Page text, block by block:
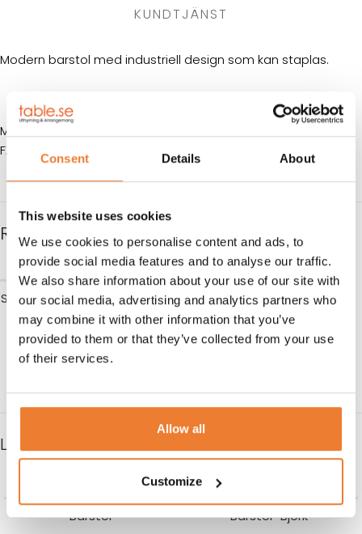
Consent Details About
This website uses cookies
We use cookies to personalise content and ads, to
provide social media features and to analyse our traffic.
We also share information about your use of our site with
our social media, advertising and analytics partners who
may combine it with other information that you’ve
provided to them or that they’ve collected from your use
of their services.
Allow all
Customize
KUNDTJÄNST
Modern barstol med industriell design som kan staplas.
MÅTT: B 40 cm D 40 cm H 85 cm
FÄRG: Stålgrå
RELATERADE PRODUKTER
Ståbord med träskiva 180 cm
290kr
LIKNANDE PRODUKTER
Barstol Barstol ”Björk”